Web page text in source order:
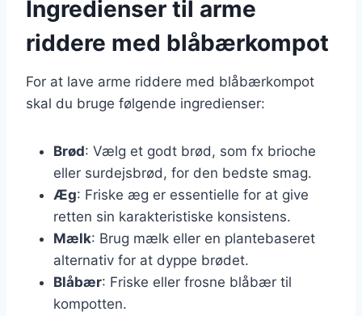
Ingredienser til arme
riddere med blåbærkompot
For at lave arme riddere med blåbærkompot
skal du bruge følgende ingredienser:
Brød: Vælg et godt brød, som fx brioche
eller surdejsbrød, for den bedste smag.
Æg: Friske æg er essentielle for at give
retten sin karakteristiske konsistens.
Mælk: Brug mælk eller en plantebaseret
alternativ for at dyppe brødet.
Blåbær: Friske eller frosne blåbær til
kompotten.